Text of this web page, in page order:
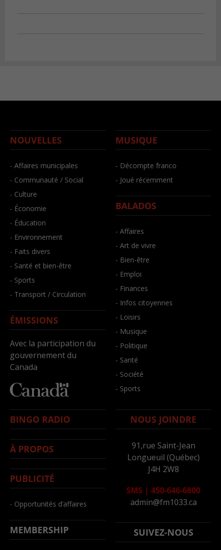
NOUVELLES
- Affaires municipales
- Communauté / Social
- Culture
- Économie
- Éducation
- Environnement
- Faits divers
- Santé et bien-être
- Sports
- Transport / Circulation
ÉMISSIONS
Avec la participation du
gouvernement du
Canada
MUSIQUE
- Décompte franco
- Joué récemment
BALADOS
- Affaires
- Art de vivre
- Bien-être
- Emploi
- Finances
- Infos citoyennes
- Loisirs
- Musique
- Politique
- Santé
- Société
- Sports
BINGO RADIO
À PROPOS
PUBLICITÉ
- Opportunités d’affaires
MEMBERSHIP
NOUS JOINDRE
91,rue Saint-Jean
Longueuil (Québec)
J4H 2W8
SMS | 450-646-6800
admin@fm1033.ca
SUIVEZ-NOUS